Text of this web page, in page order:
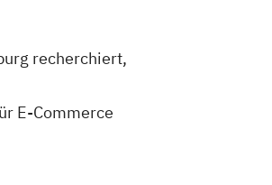
recherchiert,
E-Commerce